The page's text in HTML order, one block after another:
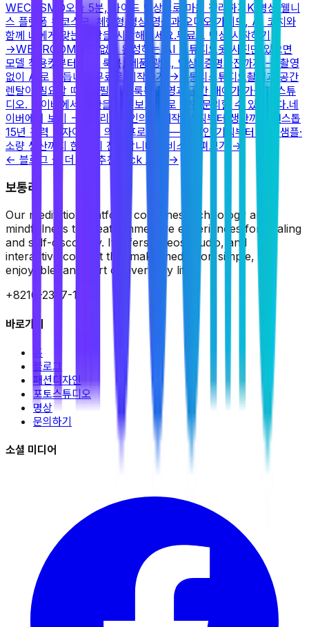
WECOSMO오늘 5분, 가이드 명상으로 마음 정리하기 K-명상 웰니
스 플랫폼 위코스모. 체험형 명상 영상과 오디오 가이드, AI 코치와
함께 나에게 맞는 명상을 시작해보세요.무료로 명상 시작하기
→WEAROOM 촬영 없이 완성하는 AI 스튜디오옷 사진만 있으면
모델 착용컷부터 의류 룩북, 제품 광고, 영상, 증명사진까지 — 촬영
없이 AI로 만듭니다.
무료로 시작하기 →보통리스튜디오촬영과 공간
렌탈이 필요할 때
프로필·제품·룩북 촬영과 공간 대여가 가능한 스튜
디오. 네이버에서 공간을 둘러보고 바로 예약·문의할 수 있습니다.네
이버에서 보기 → 보통리디자인의류 제작, 기획부터 생산까지 원스톱
15년 경력 디자이너의 의류 프로모션 — 디자인 기획부터 원단·샘플·
소량 생산까지 한 번에 진행합니다.
서비스 살펴보기
→
← 블로그 글 더 보기
추천 Pick 보기 →
보통리
Our meditation platform combines technology and
mindfulness to create immersive experiences for healing
and self-discovery. It offers videos, audio, and
interactive content that make meditation simple,
enjoyable, and part of everyday life.
+8210-2357-1785
바로가기
홈
블로그
패션디자인
포토스튜디오
명상
문의하기
소셜 미디어